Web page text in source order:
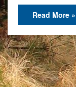
Read More »